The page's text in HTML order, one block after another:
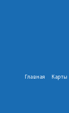
Главная Карты